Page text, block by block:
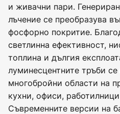
и живачни пари.
лъчение се преобразува
фосфорно покритие.
светлинна ефективност,
топлина и дългия
луминесцентните тръби се
многобройни области на
кухни, офиси,
Съвременните версии на